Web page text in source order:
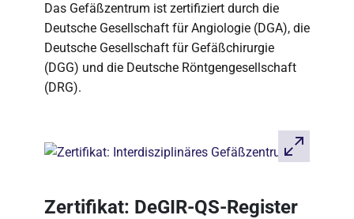
Das Gefäßzentrum ist zertifiziert durch die
Deutsche Gesellschaft für Angiologie (DGA), die
Deutsche Gesellschaft für Gefäßchirurgie
(DGG) und die Deutsche Röntgengesellschaft
(DRG).
Zertifikat: DeGIR-QS-Register